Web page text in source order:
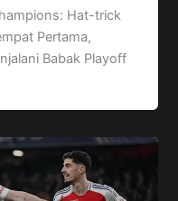
Hat-trick
Pertama,
Babak Playoff